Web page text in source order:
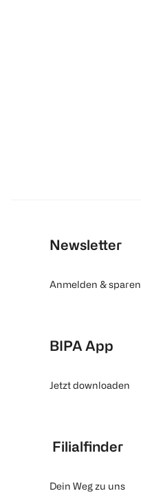
Newsletter
Anmelden & sparen
BIPA App
Jetzt downloaden
Filialfinder
Dein Weg zu uns